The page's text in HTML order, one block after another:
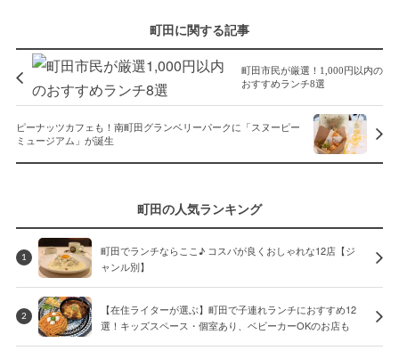
町田に関する記事
町田市民が厳選！1,000円以内の
おすすめランチ8選
ピーナッツカフェも！南町田グランベリーパークに「スヌーピー
ミュージアム」が誕生
町田の人気ランキング
1
町田でランチならここ♪ コスパが良くおしゃれな12店【ジ
ャンル別】
2
【在住ライターが選ぶ】町田で子連れランチにおすすめ12
選！キッズスペース・個室あり、ベビーカーOKのお店も